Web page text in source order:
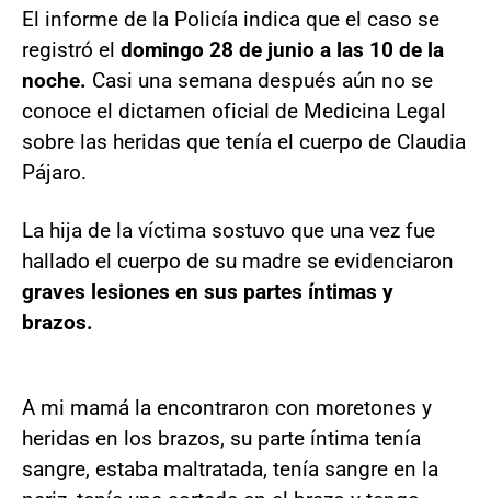
El informe de la Policía indica que el caso se
registró el domingo 28 de junio a las 10 de la
noche. Casi una semana después aún no se
conoce el dictamen oficial de Medicina Legal
sobre las heridas que tenía el cuerpo de Claudia
Pájaro.
La hija de la víctima sostuvo que una vez fue
hallado el cuerpo de su madre se evidenciaron
graves lesiones en sus partes íntimas y
brazos.
A mi mamá la encontraron con moretones y
heridas en los brazos, su parte íntima tenía
sangre, estaba maltratada, tenía sangre en la